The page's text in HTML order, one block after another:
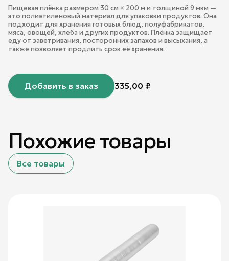
Пищевая плёнка размером 30 см × 200 м и толщиной 9 мкм —
это полиэтиленовый материал для упаковки продуктов. Она
подходит для хранения готовых блюд, полуфабрикатов,
мяса, овощей, хлеба и других продуктов. Плёнка защищает
еду от заветривания, посторонних запахов и высыхания, а
также позволяет продлить срок её хранения.
Добавить в заказ 335,00 ₽
Похожие товары
Все товары